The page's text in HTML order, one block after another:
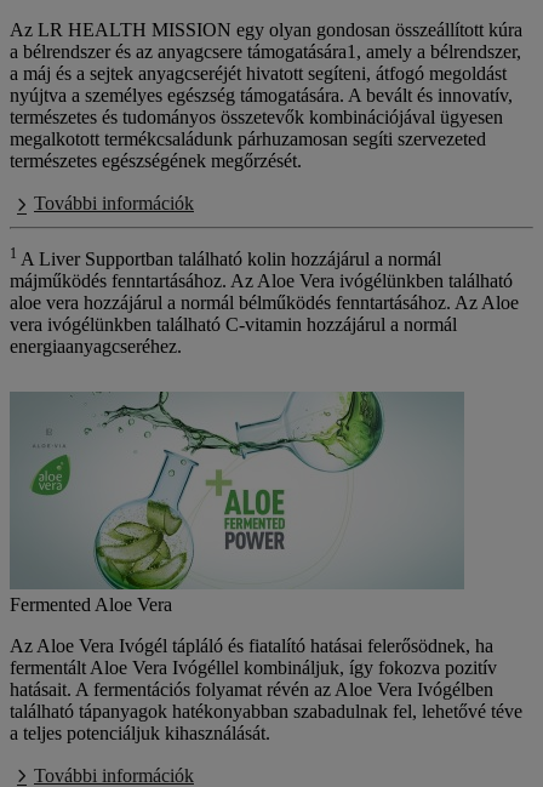
Az LR HEALTH MISSION egy olyan gondosan összeállított kúra
a bélrendszer és az anyagcsere támogatására1, amely a bélrendszer,
a máj és a sejtek anyagcseréjét hivatott segíteni, átfogó megoldást
nyújtva a személyes egészség támogatására. A bevált és innovatív,
természetes és tudományos összetevők kombinációjával ügyesen
megalkotott termékcsaládunk párhuzamosan segíti szervezeted
természetes egészségének megőrzését.
További információk
1 A Liver Supportban található kolin hozzájárul a normál
májműködés fenntartásához. Az Aloe Vera ivógélünkben található
aloe vera hozzájárul a normál bélműködés fenntartásához. Az Aloe
vera ivógélünkben található C-vitamin hozzájárul a normál
energiaanyagcseréhez.
Fermented Aloe Vera
Az Aloe Vera Ivógél tápláló és fiatalító hatásai felerősödnek, ha
fermentált Aloe Vera Ivógéllel kombináljuk, így fokozva pozitív
hatásait. A fermentációs folyamat révén az Aloe Vera Ivógélben
található tápanyagok hatékonyabban szabadulnak fel, lehetővé téve
a teljes potenciáljuk kihasználását.
További információk